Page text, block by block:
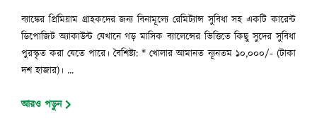
ব্যাঙ্কের প্রিমিয়াম গ্রাহকদের জন্য বিনামূল্যে রেমিট্যান্স সুবিধা সহ একটি কারেন্ট
ডিপোজিট অ্যাকাউন্ট যেখানে গড় মাসিক ব্যালেন্সের ভিত্তিতে কিছু সুদের সুবিধা
পুরস্কৃত করা যেতে পারে। বৈশিষ্ট্য: * খোলার আমানত ন্যূনতম ১০,০০০/- (টাকা
দশ হাজার)। ...
আরও পড়ুন